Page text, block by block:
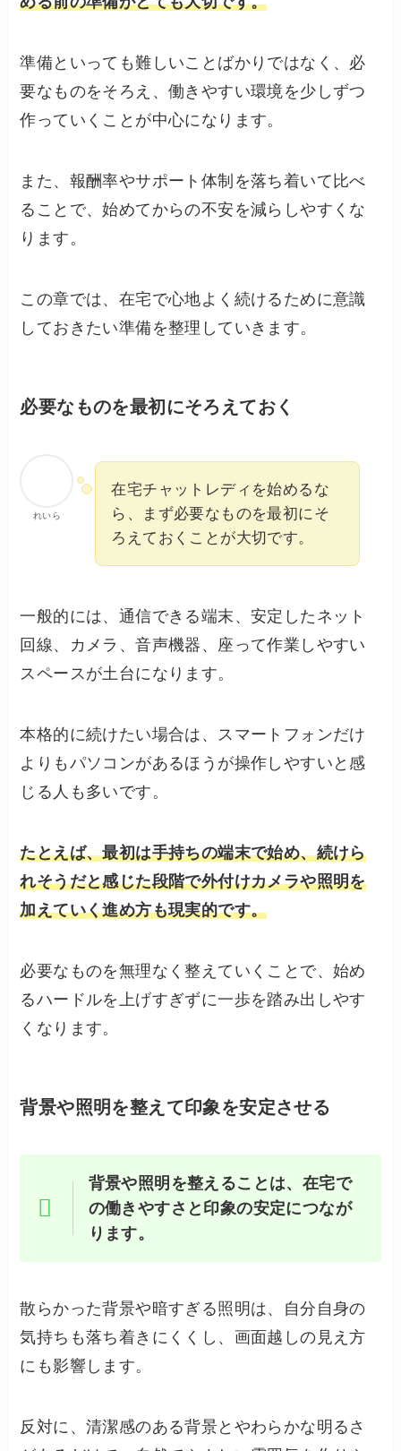
準備といっても難しいことばかりではなく、必
要なものをそろえ、働きやすい環境を少しずつ
作っていくことが中心になります。
また、報酬率やサポート体制を落ち着いて比べ
ることで、始めてからの不安を減らしやすくな
ります。
この章では、在宅で心地よく続けるために意識
しておきたい準備を整理していきます。
必要なものを最初にそろえておく
れいら
在宅チャットレディを始めるな
ら、まず必要なものを最初にそ
ろえておくことが大切です。
一般的には、通信できる端末、安定したネット
回線、カメラ、音声機器、座って作業しやすい
スペースが土台になります。
本格的に続けたい場合は、スマートフォンだけ
よりもパソコンがあるほうが操作しやすいと感
じる人も多いです。
たとえば、最初は手持ちの端末で始め、続けら
れそうだと感じた段階で外付けカメラや照明を
加えていく進め方も現実的です。
必要なものを無理なく整えていくことで、始め
るハードルを上げすぎずに一歩を踏み出しやす
くなります。
背景や照明を整えて印象を安定させる
背景や照明を整えることは、在宅で
の働きやすさと印象の安定につなが
ります。
散らかった背景や暗すぎる照明は、自分自身の
気持ちも落ち着きにくくし、画面越しの見え方
にも影響します。
反対に、清潔感のある背景とやわらかな明るさ